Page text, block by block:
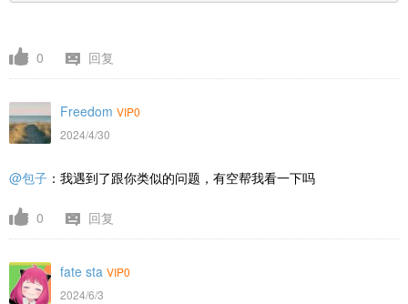
0 回复
Freedom VIP0
2024/4/30
@包子 ：我遇到了跟你类似的问题，有空帮我看一下吗
0 回复
fate sta VIP0
2024/6/3